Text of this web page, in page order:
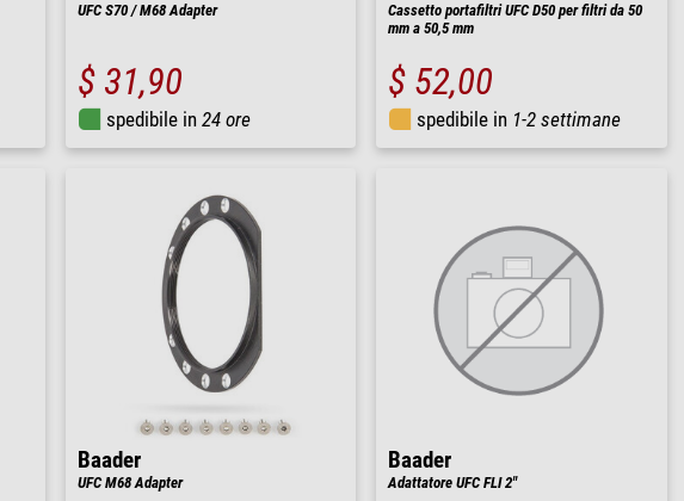
UFC S70 / M68 Adapter
$ 31,90
spedibile in 24 ore
Cassetto portafiltri UFC D50 per filtri da 50
mm a 50,5 mm
$ 52,00
spedibile in 1-2 settimane
Baader
UFC M68 Adapter
Baader
Adattatore UFC FLI 2"